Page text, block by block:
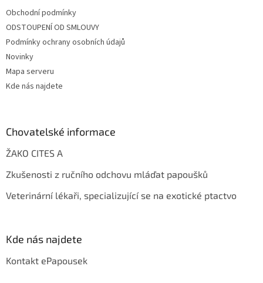
Obchodní podmínky
ODSTOUPENÍ OD SMLOUVY
Podmínky ochrany osobních údajů
Novinky
Mapa serveru
Kde nás najdete
Chovatelské informace
ŽAKO CITES A
Zkušenosti z ručního odchovu mláďat papoušků
Veterinární lékaři, specializující se na exotické ptactvo
Kde nás najdete
Kontakt ePapousek